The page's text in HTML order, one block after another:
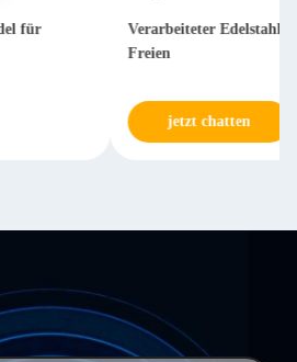
Metall-BBQ-Grillrost für Picknick im